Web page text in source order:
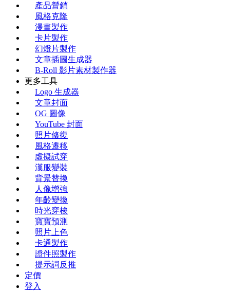
產品營銷
風格克隆
漫畫製作
卡片製作
幻燈片製作
文章插圖生成器
B-Roll 影片素材製作器
更多工具
Logo 生成器
文章封面
OG 圖像
YouTube 封面
照片修復
風格遷移
虛擬試穿
漢服變裝
背景替換
人像增強
年齡變換
時光穿梭
寶寶預測
照片上色
卡通製作
證件照製作
提示詞反推
定價
登入